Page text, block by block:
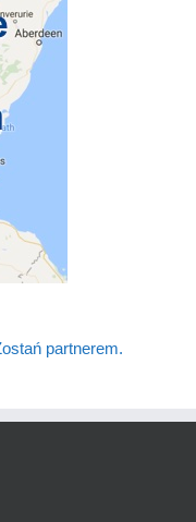
Zostań partnerem.